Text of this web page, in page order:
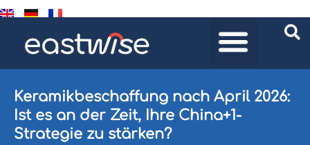
Keramikbeschaffung nach April 2026:
Ist es an der Zeit, Ihre China+1-
Strategie zu stärken?